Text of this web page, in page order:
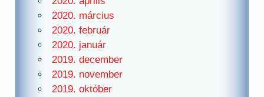
2020. március
2020. február
2020. január
2019. december
2019. november
2019. október